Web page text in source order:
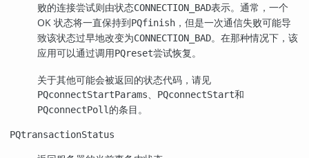
败的连接尝试则由状态CONNECTION_BAD表示。通常，一个
OK 状态将一直保持到PQfinish ，但是一次通信失败可能导
致该状态过早地改变为CONNECTION_BAD。在那种情况下，该
应用可以通过调用PQreset尝试恢复。
关于其他可能会被返回的状态代码，请见
PQconnectStartParams、 PQconnectStart和
PQconnectPoll 的条目。
PQtransactionStatus